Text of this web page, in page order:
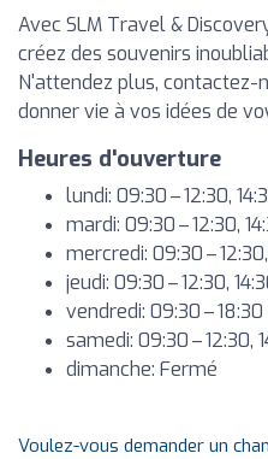
Avec SLM Travel &
créez des souvenirs
N'attendez plus, contactez-
donner vie à vos idées de
Heures d'ouverture
lundi: 09:30 – 12:30,
mardi: 09:30 – 12:30,
mercredi: 09:30 –
jeudi: 09:30 – 12:30,
vendredi: 09:30 – 18:30
samedi: 09:30 – 12:30,
dimanche: Fermé
Voulez-vous demander un